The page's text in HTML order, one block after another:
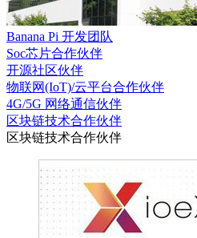
Banana Pi 开发团队
Soc芯片合作伙伴
开源社区伙伴
物联网(IoT)/云平台合作伙伴
4G/5G 网络通信伙伴
区块链技术合作伙伴
区块链技术合作伙伴